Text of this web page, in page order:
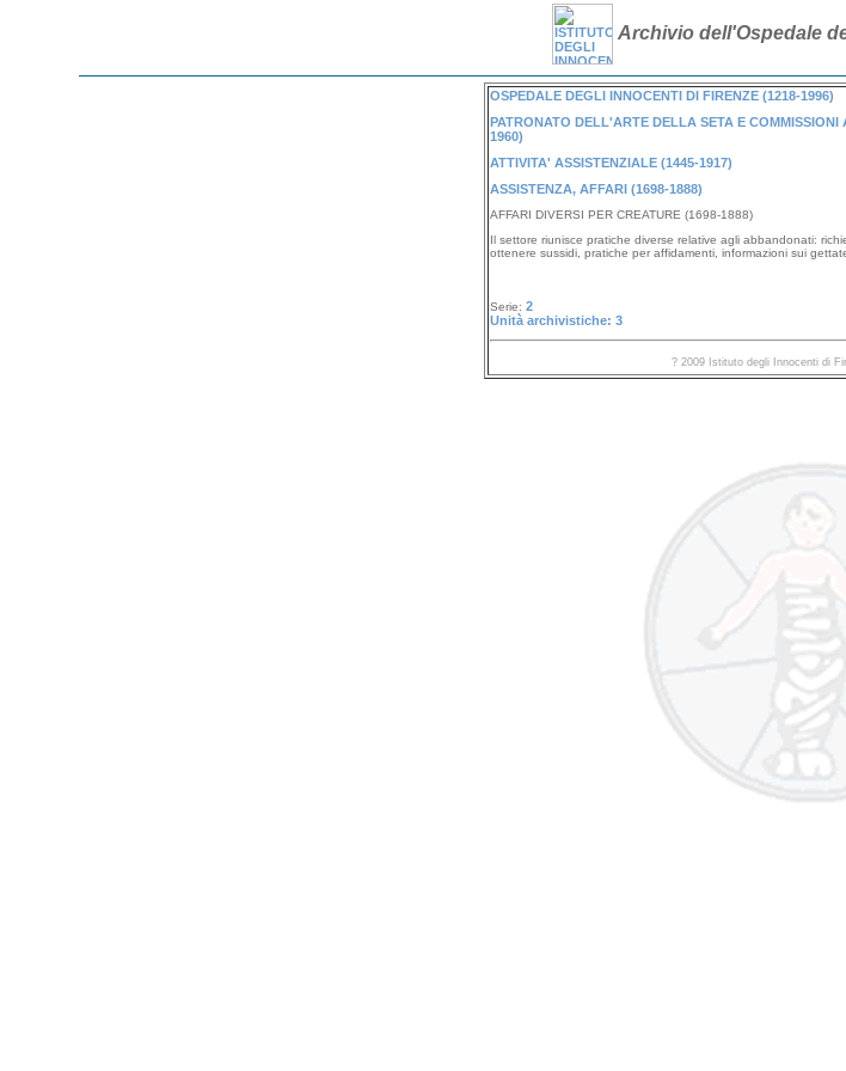
Archivio dell'Ospedale
OSPEDALE DEGLI INNOCENTI DI FIRENZE (1218-1996)
PATRONATO DELL'ARTE DELLA SETA E
1960)
ATTIVITA' ASSISTENZIALE (1445-1917)
ASSISTENZA, AFFARI (1698-1888)
AFFARI DIVERSI PER CREATURE (1698-1888)
Il settore riunisce pratiche diverse relative agli abbandonati:
ottenere sussidi, pratiche per affidamenti, informazioni sui
Serie: 2
Unità archivistiche: 3
? 2009 Istituto degli Innocenti di